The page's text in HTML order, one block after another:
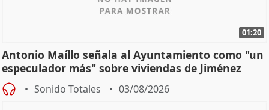
01:20
Antonio Maíllo señala al Ayuntamiento como "un
especulador más" sobre viviendas de Jiménez
Becerril
Sonido Totales 03/08/2026